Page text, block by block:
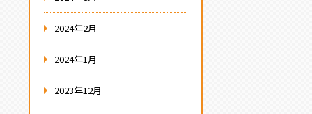
2024年2月
2024年1月
2023年12月